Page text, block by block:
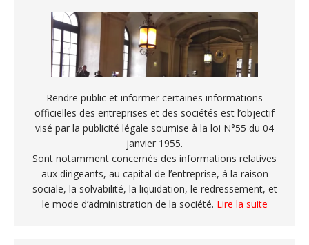
Rendre public et informer certaines informations
officielles des entreprises et des sociétés est l’objectif
visé par la publicité légale soumise à la loi N°55 du 04
janvier 1955.
Sont notamment concernés des informations relatives
aux dirigeants, au capital de l’entreprise, à la raison
sociale, la solvabilité, la liquidation, le redressement, et
le mode d’administration de la société. Lire la suite